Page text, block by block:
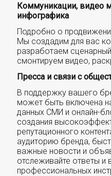
Коммуникации, видео
инфографика
Подробно о
Мы создадим для вас
разработаем
смонтируем видео,
Пресса и связи с
В поддержку вашего
может быть включена
данных СМИ и онлайн-
создания
репутационного
аудиторию бренда,
важные новости и
отслеживайте ответы
профессиональных